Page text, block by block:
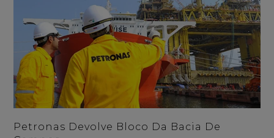
Petronas Devolve Bloco Da Bacia De